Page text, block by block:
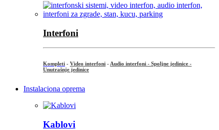
Interfoni
Kompleti - Video interfoni - Audio interfoni - Spoljne jedinice -
Unutrašnje jedinice
Instalaciona oprema
Kablovi